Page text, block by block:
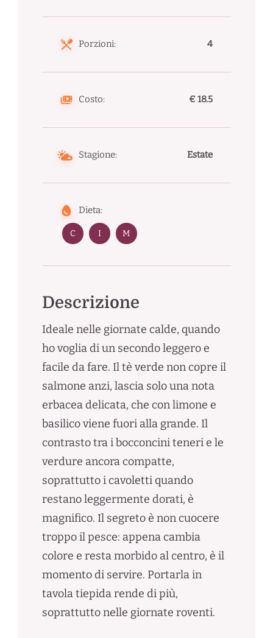
Porzioni: 4
Costo: € 18.5
Stagione: Estate
Dieta:
C I M
Descrizione
Ideale nelle giornate calde, quando
ho voglia di un secondo leggero e
facile da fare. Il tè verde non copre il
salmone anzi, lascia solo una nota
erbacea delicata, che con limone e
basilico viene fuori alla grande. Il
contrasto tra i bocconcini teneri e le
verdure ancora compatte,
soprattutto i cavoletti quando
restano leggermente dorati, è
magnifico. Il segreto è non cuocere
troppo il pesce: appena cambia
colore e resta morbido al centro, è il
momento di servire. Portarla in
tavola tiepida rende di più,
soprattutto nelle giornate roventi.